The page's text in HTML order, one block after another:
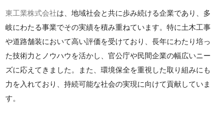
東工業株式会社は、地域社会と共に歩み続ける企業であり、多
岐にわたる事業でその実績を積み重ねています。特に土木工事
や道路舗装において高い評価を受けており、長年にわたり培っ
た技術力とノウハウを活かし、官公庁や民間企業の幅広いニー
ズに応えてきました。また、環境保全を重視した取り組みにも
力を入れており、持続可能な社会の実現に向けて貢献していま
す。